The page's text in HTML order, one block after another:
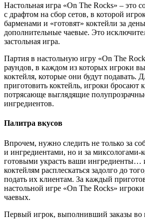
Настольная игра «On The Rocks» – это
с драфтом на сбор сетов, в которой
барменами и «готовят» коктейли за
дополнительные чаевые. Это
застольная игра.
Партия в настольную игру «On The
раундов, в каждом из которых игроки
коктейля, которые они будут подавать.
приготовить коктейль, игроки бросают
потрясающе выглядящие
ингредиентов.
Палитра вкусов
Впрочем, нужно следить не только за
и ингредиентами, но и за миксологами-
готовыми украсть ваши
коктейлям расплескаться задолго до
подать их клиентам. За каждый
настольной игре «On The Rocks»
чаевых.
Первый игрок, выполнивший заказы во